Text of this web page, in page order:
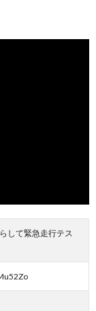
して緊急走行テス